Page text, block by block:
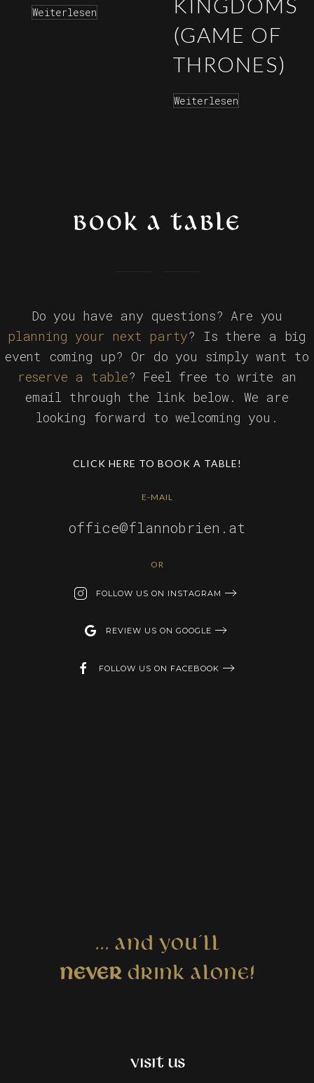
Weiterlesen
(GAME OF
THRONES)
Weiterlesen
BOOK A TABLE
Do you have any questions? Are you
planning your next party? Is there a big
event coming up? Or do you simply want to
reserve a table? Feel free to write an
email through the link below. We are
looking forward to welcoming you.
CLICK HERE TO BOOK A TABLE!
E-MAIL
office@flannobrien.at
OR
FOLLOW US ON INSTAGRAM
REVIEW US ON GOOGLE
FOLLOW US ON FACEBOOK
... AND YOU´LL
NEVERDRINK ALONE!
VISIT US